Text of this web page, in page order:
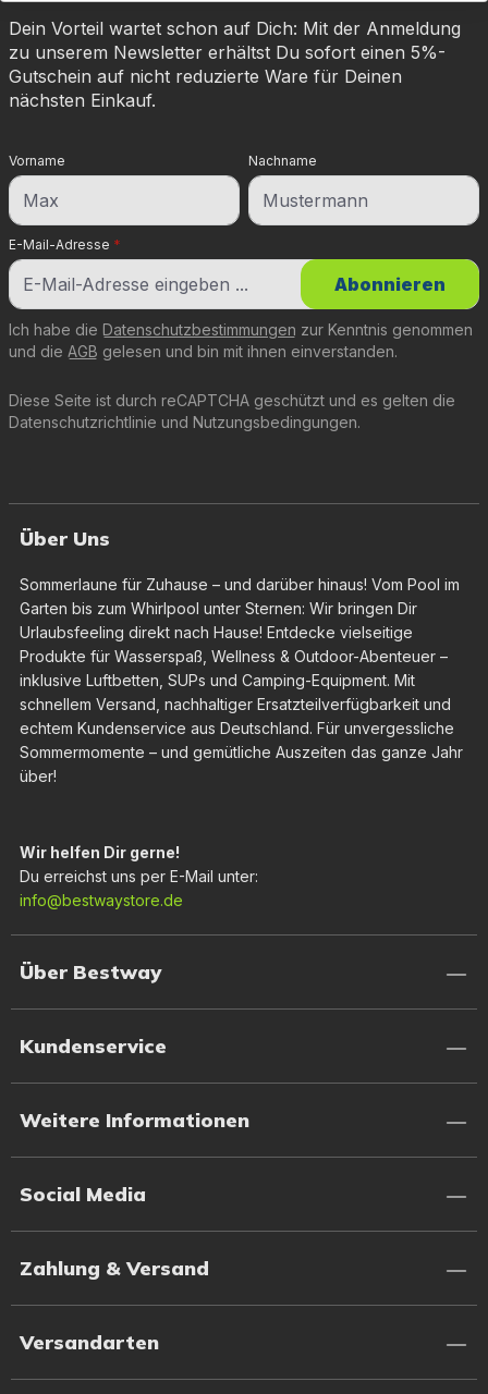
Dein Vorteil wartet schon auf Dich: Mit der Anmeldung
zu unserem Newsletter erhältst Du sofort einen 5%-
Gutschein auf nicht reduzierte Ware für Deinen
nächsten Einkauf.
E-Mail-Adresse *
Vorname Nachname
Diese Seite ist durch reCAPTCHA geschützt und es gelten die
Datenschutzrichtlinie und Nutzungsbedingungen.
Ich habe die Datenschutzbestimmungen zur Kenntnis genommen
und die AGB gelesen und bin mit ihnen einverstanden.
Abonnieren
Über Uns
Sommerlaune für Zuhause – und darüber hinaus! Vom Pool im
Garten bis zum Whirlpool unter Sternen: Wir bringen Dir
Urlaubsfeeling direkt nach Hause! Entdecke vielseitige
Produkte für Wasserspaß, Wellness & Outdoor-Abenteuer –
inklusive Luftbetten, SUPs und Camping-Equipment. Mit
schnellem Versand, nachhaltiger Ersatzteilverfügbarkeit und
echtem Kundenservice aus Deutschland. Für unvergessliche
Sommermomente – und gemütliche Auszeiten das ganze Jahr
über!
Wir helfen Dir gerne!
Du erreichst uns per E-Mail unter:
info@bestwaystore.de
Über Bestway
Kundenservice
Weitere Informationen
Social Media
Zahlung & Versand
Versandarten